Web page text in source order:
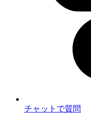
チャットで質問